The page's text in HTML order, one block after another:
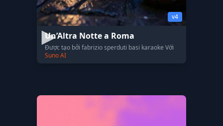
v4
Un’Altra Notte a Roma
Được tạo bởi fabrizio sperduti basi karaoke Với
Suno AI